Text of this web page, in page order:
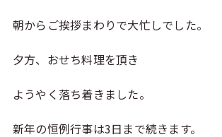
朝からご挨拶まわりで大忙しでした。
夕方、おせち料理を頂き
ようやく落ち着きました。
新年の恒例行事は3日まで続きます。